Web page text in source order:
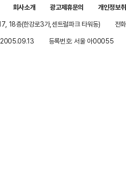
회사소개 광고제휴문의
개인정보
18층(한강로3가,센트럴파크 타워동)
전
2005.09.13 등록번호: 서울 아00055